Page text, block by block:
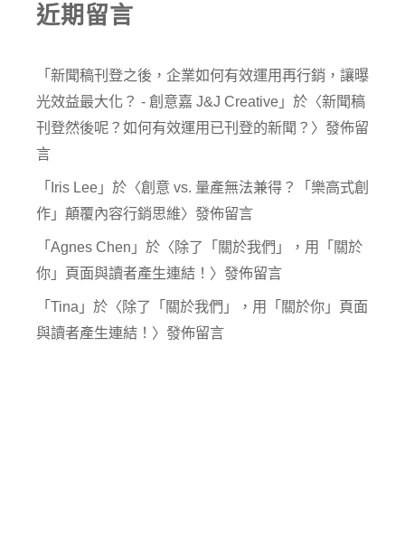
近期留言
「 新聞稿刊登之後，企業如何有效運用再行銷，讓曝
光效益最大化？ - 創意嘉 J&J Creative 」於〈新聞稿
刊登然後呢？如何有效運用已刊登的新聞？ 〉發佈留
言
「 Iris Lee 」於〈創意 vs. 量產無法兼得？「樂高式創
作」顛覆內容行銷思維〉發佈留言
「 Agnes Chen 」於〈除了「關於我們」，用「關於
你」頁面與讀者產生連結！ 〉發佈留言
「 Tina 」於〈除了「關於我們」，用「關於你」頁面
與讀者產生連結！ 〉發佈留言